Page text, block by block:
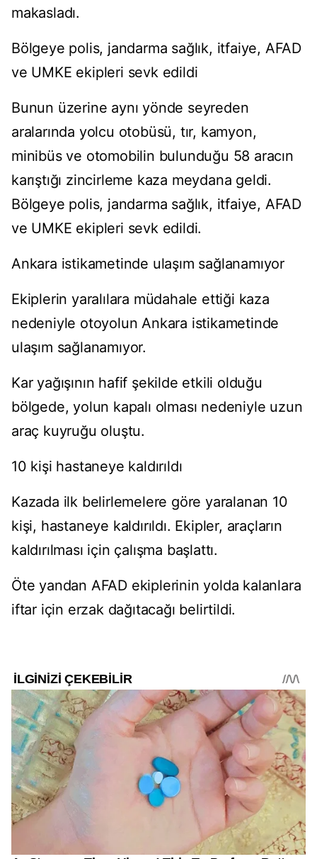
makasladı.
Bölgeye polis, jandarma sağlık, itfaiye, AFAD
ve UMKE ekipleri sevk edildi
Bunun üzerine aynı yönde seyreden
aralarında yolcu otobüsü, tır, kamyon,
minibüs ve otomobilin bulunduğu 58 aracın
karıştığı zincirleme kaza meydana geldi.
Bölgeye polis, jandarma sağlık, itfaiye, AFAD
ve UMKE ekipleri sevk edildi.
Ankara istikametinde ulaşım sağlanamıyor
Ekiplerin yaralılara müdahale ettiği kaza
nedeniyle otoyolun Ankara istikametinde
ulaşım sağlanamıyor.
Kar yağışının hafif şekilde etkili olduğu
bölgede, yolun kapalı olması nedeniyle uzun
araç kuyruğu oluştu.
10 kişi hastaneye kaldırıldı
Kazada ilk belirlemelere göre yaralanan 10
kişi, hastaneye kaldırıldı. Ekipler, araçların
kaldırılması için çalışma başlattı.
Öte yandan AFAD ekiplerinin yolda kalanlara
iftar için erzak dağıtacağı belirtildi.